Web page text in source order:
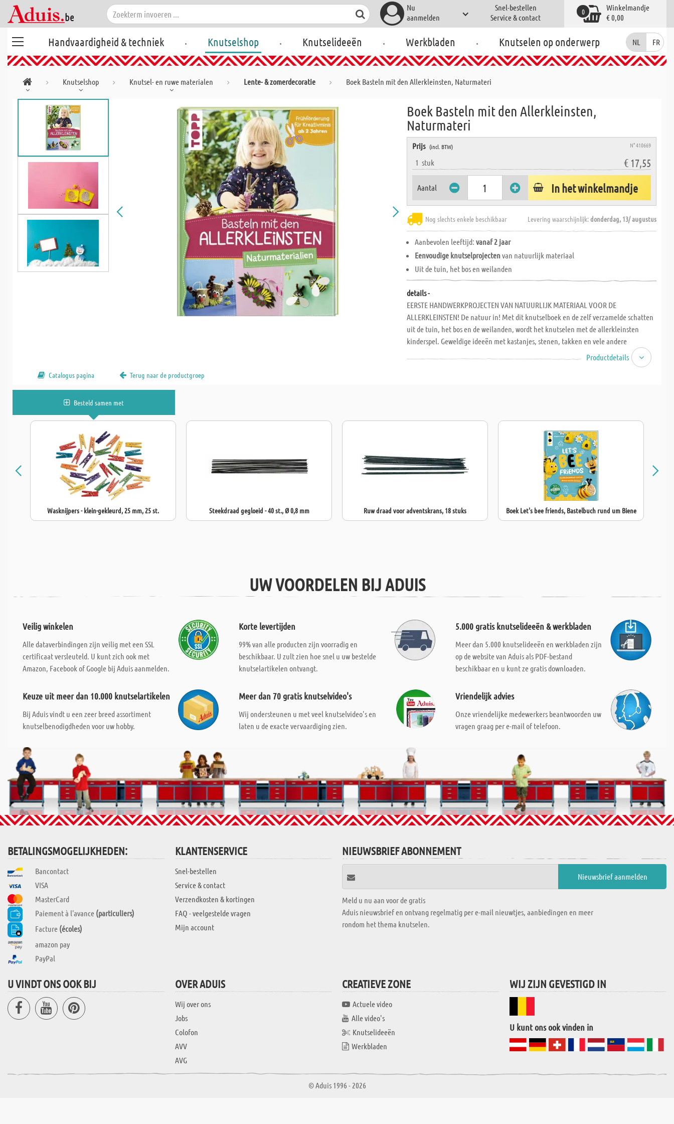
Nu
aanmelden
Snel-bestellen
Service & contact
Winkelmandje
€ 0,00
0
Handvaardigheid & techniek . Knutselshop . Knutselideeën . Werkbladen . Knutselen op onderwerp NL FR
Knutselshop Knutsel- en ruwe materialen Lente- & zomerdecoratie Boek Basteln mit den Allerkleinsten, Naturmateri
Boek Basteln mit den Allerkleinsten,
Naturmateri
Prijs (incl. BTW) N° 410669
1stuk € 17,55
Aantal In het winkelmandje
Nog slechts enkele beschikbaar Levering waarschijnlijk:donderdag, 13/ augustus
Aanbevolen leeftijd:vanaf 2 jaar
Eenvoudige knutselprojectenvan natuurlijk materiaal
Uit de tuin, het bos en weilanden
details -
EERSTE HANDWERKPROJECTEN VAN NATUURLIJK MATERIAAL VOOR DE
ALLERKLEINSTEN! De natuur in! Met dit knutselboek en de zelf verzamelde schatten
uit de tuin, het bos en de weilanden, wordt het knutselen met de allerkleinsten
kinderspel. Geweldige ideeën met kastanjes, stenen, takken en vele andere
natuurlijke materialen kunnen snel en eenvoudig, samen met kinderen vanaf 2 jaar,
Duitstalig en kunnen niet worden geruild.
Productdetails
Catalogus pagina Terug naar de productgroep
Besteld samen met
Wasknijpers - klein-gekleurd, 25 mm, 25 st. Steekdraad gegloeid - 40 st., Ø 0,8 mm Ruw draad voor adventskrans, 18 stuks Boek Let's bee friends, Bastelbuch rund um Biene
UW VOORDELEN BIJ ADUIS
Veilig winkelen
Alle dataverbindingen zijn veilig met een SSL
certificaat versleuteld. U kunt zich ook met
Amazon, Facebook of Google bij Aduis aanmelden.
Korte levertijden
99% van alle producten zijn voorradig en
beschikbaar. U zult zien hoe snel u uw bestelde
knutselartikelen ontvangt.
5.000 gratis knutselideeën & werkbladen
Meer dan 5.000 knutselideeën en werkbladen zijn
op de website van Aduis als PDF-bestand
beschikbaar en u kunt ze gratis downloaden.
Keuze uit meer dan 10.000 knutselartikelen
Bij Aduis vindt u een zeer breed assortiment
knutselbenodigdheden voor uw hobby.
Meer dan 70 gratis knutselvideo's
Wij ondersteunen u met veel knutselvideo's en
laten u de exacte vervaardiging zien.
Vriendelijk advies
Onze vriendelijke medewerkers beantwoorden uw
vragen graag per e-mail of telefoon.
BETALINGSMOGELIJKHEDEN:
Bancontact
VISA
MasterCard
Paiement à l'avance (particuliers)
Facture (écoles)
amazon pay
PayPal
KLANTENSERVICE
Snel-bestellen
Service & contact
Verzendkosten & kortingen
FAQ - veelgestelde vragen
Mijn account
NIEUWSBRIEF ABONNEMENT
Meld u nu aan voor de gratis
Aduis nieuwsbrief en ontvang regelmatig per e-mail nieuwtjes, aanbiedingen en meer
rondom het thema knutselen.
U VINDT ONS OOK BIJ OVER ADUIS
Wij over ons
Jobs
Colofon
AVV
AVG
CREATIEVE ZONE
Actuele video
Alle video's
Knutselideeën
Werkbladen
WIJ ZIJN GEVESTIGD IN
U kunt ons ook vinden in
© Aduis 1996 - 2026